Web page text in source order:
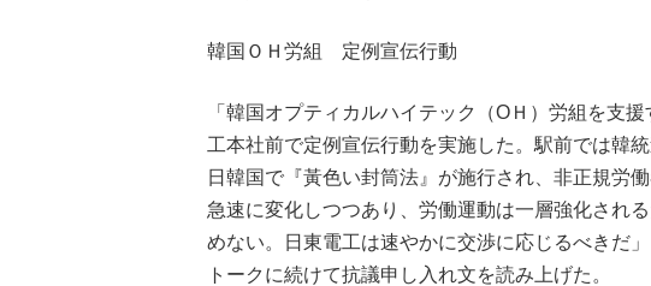
韓国ＯＨ労組 定例宣伝行動
「韓国オプティカルハイテック（ОＨ）労組を支
工本社前で定例宣伝行動を実施した。駅前では韓
日韓国で『黃色い封筒法』が施行され、非正規労
急速に変化しつつあり、労働運動は一層強化され
めない。日東電工は速やかに交渉に応じるべきだ
トークに続けて抗議申し入れ文を読み上げた。